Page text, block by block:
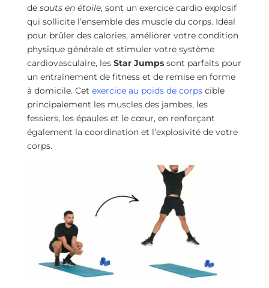
de sauts en étoile, sont un exercice cardio explosif
qui sollicite l’ensemble des muscle du corps. Idéal
pour brûler des calories, améliorer votre condition
physique générale et stimuler votre système
cardiovasculaire, les Star Jumpssont parfaits pour
un entraînement de fitness et de remise en forme
à domicile. Cet exercice au poids de corpscible
principalement les muscles des jambes, les
fessiers, les épaules et le cœur, en renforçant
également la coordination et l’explosivité de votre
corps.